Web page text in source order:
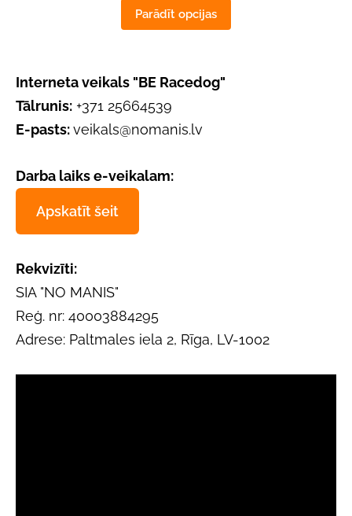
Interneta veikals "BE Racedog"
Tālrunis: +371 25664539
E-pasts:veikals@nomanis.lv
Darba laiks e-veikalam:
Apskatīt šeit
Rekvizīti:
SIA "NO MANIS"
Reģ. nr: 40003884295
Adrese: Paltmales iela 2, Rīga, LV-1002
Parādīt opcijas